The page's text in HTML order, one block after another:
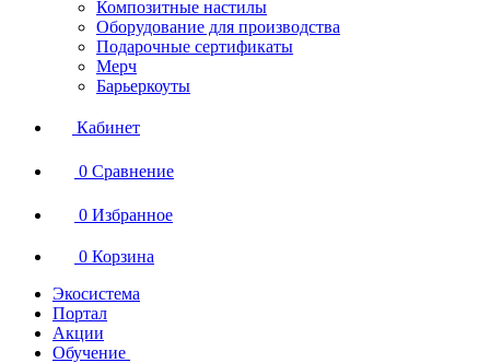
Композитные настилы
Оборудование для производства
Подарочные сертификаты
Мерч
Барьеркоуты
Кабинет
0 Сравнение
0 Избранное
0 Корзина
Экосистема
Портал
Акции
Обучение